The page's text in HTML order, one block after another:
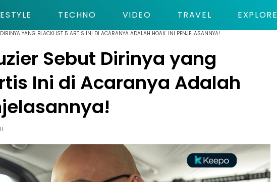
TECHNO VIDEO TRAVEL EXPLORE
DIRINYA YANG BLACKLIST 5 ARTIS INI DI ACARANYA ADALAH HOAX. INI PENJELASANNYA!
Sebut Dirinya yang
Ini di Acaranya Adalah